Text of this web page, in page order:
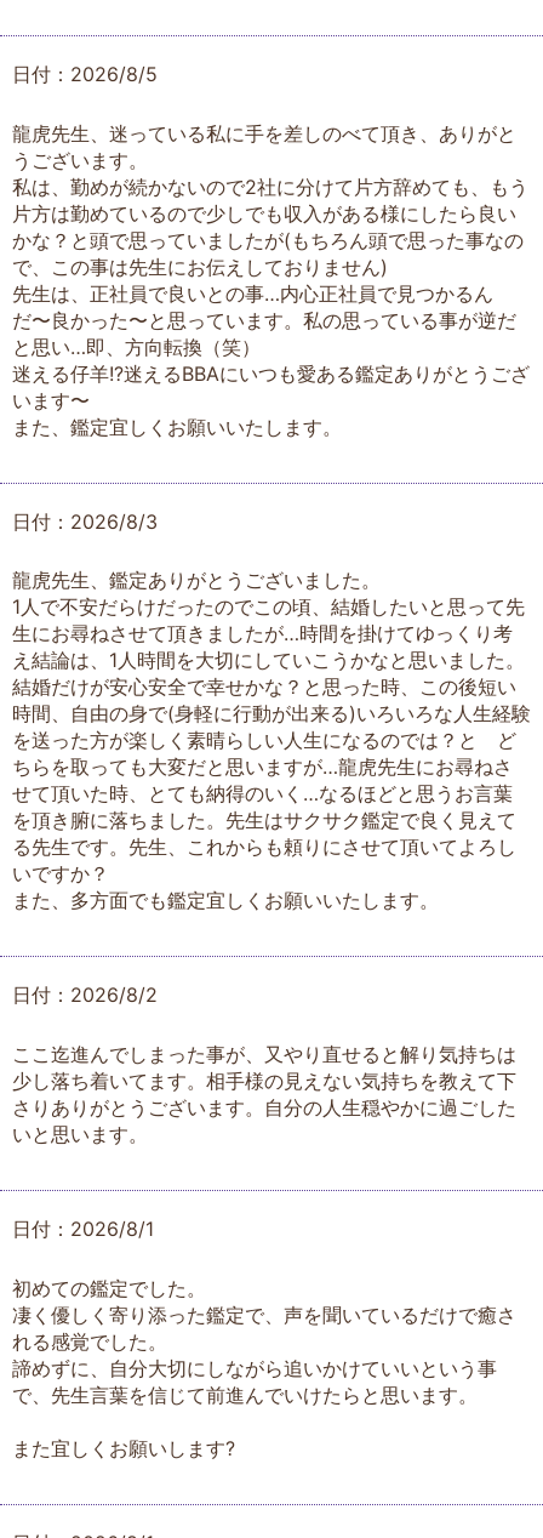
日付：2026/8/5
龍虎先生、迷っている私に手を差しのべて頂き、ありがと
うございます。
私は、勤めが続かないので2社に分けて片方辞めても、もう
片方は勤めているので少しでも収入がある様にしたら良い
かな？と頭で思っていましたが(もちろん頭で思った事なの
で、この事は先生にお伝えしておりません)
先生は、正社員で良いとの事…内心正社員で見つかるん
だ〜良かった〜と思っています。私の思っている事が逆だ
と思い…即、方向転換（笑）
迷える仔羊!?迷えるBBAにいつも愛ある鑑定ありがとうござ
います〜
また、鑑定宜しくお願いいたします。
日付：2026/8/3
龍虎先生、鑑定ありがとうございました。
1人で不安だらけだったのでこの頃、結婚したいと思って先
生にお尋ねさせて頂きましたが…時間を掛けてゆっくり考
え結論は、1人時間を大切にしていこうかなと思いました。
結婚だけが安心安全で幸せかな？と思った時、この後短い
時間、自由の身で(身軽に行動が出来る)いろいろな人生経験
を送った方が楽しく素晴らしい人生になるのでは？と ど
ちらを取っても大変だと思いますが…龍虎先生にお尋ねさ
せて頂いた時、とても納得のいく…なるほどと思うお言葉
を頂き腑に落ちました。先生はサクサク鑑定で良く見えて
る先生です。先生、これからも頼りにさせて頂いてよろし
いですか？
また、多方面でも鑑定宜しくお願いいたします。
日付：2026/8/2
ここ迄進んでしまった事が、又やり直せると解り気持ちは
少し落ち着いてます。相手様の見えない気持ちを教えて下
さりありがとうございます。自分の人生穏やかに過ごした
いと思います。
日付：2026/8/1
初めての鑑定でした。
凄く優しく寄り添った鑑定で、声を聞いているだけで癒さ
れる感覚でした。
諦めずに、自分大切にしながら追いかけていいという事
で、先生言葉を信じて前進んでいけたらと思います。
また宜しくお願いします?